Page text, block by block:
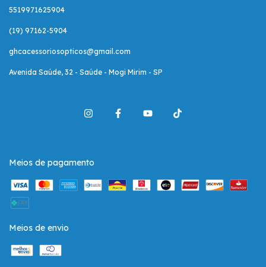
5519971625904
(19) 97162-5904
ghcacessoriosopticos@gmail.com
Avenida Saúde, 32 - Saúde - Mogi Mirim - SP
Meios de pagamento
Meios de envio